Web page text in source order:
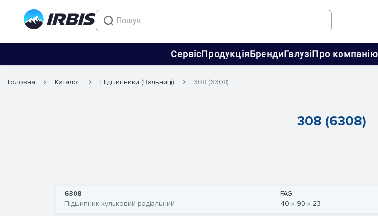
СервісПродукціяБрендиГалузіПро компанію
Головна Каталог Підшипники (Вальниці) 308 (6308)
308 (6308)
6308
Підшипник кульковий радіальний
FAG
40
90 23